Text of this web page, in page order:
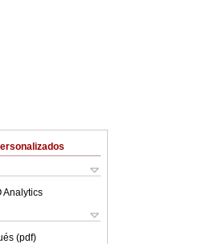
Analytics
(pdf)